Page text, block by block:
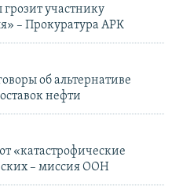
участнику
– Прокуратура АРК
об альтернативе
нефти
«катастрофические
– миссия ООН